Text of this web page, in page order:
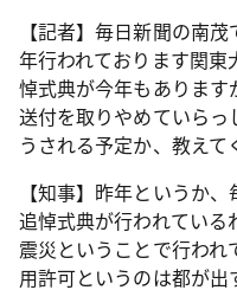
【記者】毎日新聞の南
年行われております関
悼式典が今年もありま
送付を取りやめていら
うされる予定か、教えて
【知事】昨年というか
追悼式典が行われている
震災ということで行われ
用許可というのは都が